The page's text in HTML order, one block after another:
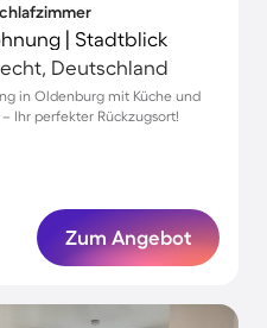
| Stadtblick
Deutschland
in Oldenburg mit Küche und
Ihr perfekter Rückzugsort!
Zum Angebot